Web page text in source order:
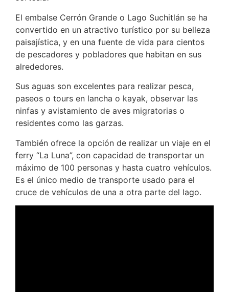
El embalse Cerrón Grande o Lago Suchitlán se ha
convertido en un atractivo turístico por su belleza
paisajística, y en una fuente de vida para cientos
de pescadores y pobladores que habitan en sus
alrededores.
Sus aguas son excelentes para realizar pesca,
paseos o tours en lancha o kayak, observar las
ninfas y avistamiento de aves migratorias o
residentes como las garzas.
También ofrece la opción de realizar un viaje en el
ferry “La Luna”, con capacidad de transportar un
máximo de 100 personas y hasta cuatro vehículos.
Es el único medio de transporte usado para el
cruce de vehículos de una a otra parte del lago.